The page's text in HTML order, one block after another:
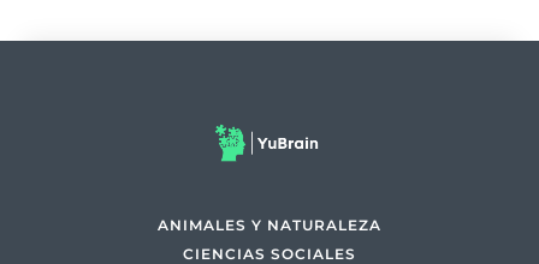
ANIMALES Y NATURALEZA
CIENCIAS SOCIALES